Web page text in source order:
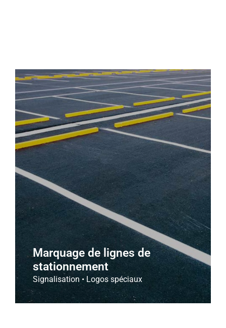
Marquage de lignes de
stationnement
Signalisation • Logos spéciaux